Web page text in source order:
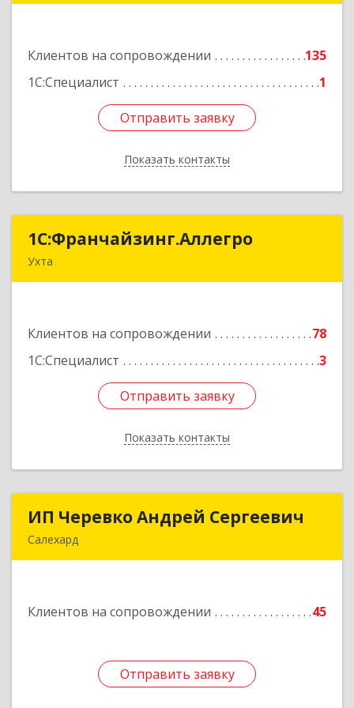
Клиентов на сопровождении
135
1С:Специалист
1
Отправить заявку
Показать контакты
Подробнее
Отправить заявку
Назад
1С:Франчайзинг.Аллегро
Ухта
Клиентов на сопровождении
78
1С:Специалист
3
Отправить заявку
Показать контакты
1С:Франчайзинг.Аллегро
Подробнее
Отправить заявку
Назад
ИП Черевко Андрей Сергеевич
Салехард
Клиентов на сопровождении 45
Отправить заявку
ИП Черевко Андрей Сергеевич
Подробнее
Отправить заявку